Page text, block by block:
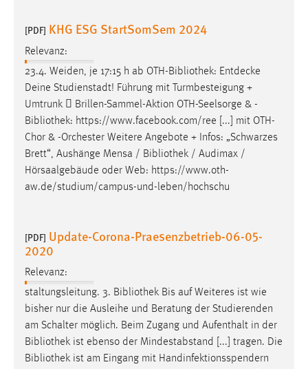
[PDF] KHG ESG StartSomSem 2024
Relevanz:
23.4. Weiden, je 17:15 h ab OTH-Bibliothek: Entdecke
Deine Studienstadt! Führung mit Turmbesteigung +
Umtrunk  Brillen-Sammel-Aktion OTH-Seelsorge & -
Bibliothek: https://www.facebook.com/ree [...] mit OTH-
Chor & -Orchester Weitere Angebote + Infos: „Schwarzes
Brett“, Aushänge Mensa / Bibliothek / Audimax /
Hörsaalgebäude oder Web: https://www.oth-
aw.de/studium/campus-und-leben/hochschu
[PDF] Update-Corona-Praesenzbetrieb-06-05-
2020
Relevanz:
staltungsleitung. 3. Bibliothek Bis auf Weiteres ist wie
bisher nur die Ausleihe und Beratung der Studierenden
am Schalter möglich. Beim Zugang und Aufenthalt in der
Bibliothek ist ebenso der Mindestabstand [...] tragen. Die
Bibliothek ist am Eingang mit Handinfektionsspendern
Um Inhalte von Videoplattformen und Social Media
externen Medien Cookies gesetzt.
YouTube
Vimeo